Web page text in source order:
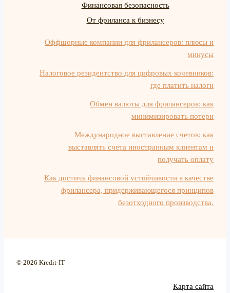
Финансовая безопасность
От фриланса к бизнесу
Оффшорные компании для фрилансеров: плюсы и
минусы
Налоговое резидентство для цифровых кочевников:
где платить налоги
Обмен валюты для фрилансеров: как
минимизировать потери
Международное выставление счетов: как
выставлять счета иностранным клиентам и
получать оплату
Как достичь финансовой устойчивости в качестве
фрилансера, придерживающегося принципов
безотходного производства.
© 2026 Kredit-IT
Карта сайта